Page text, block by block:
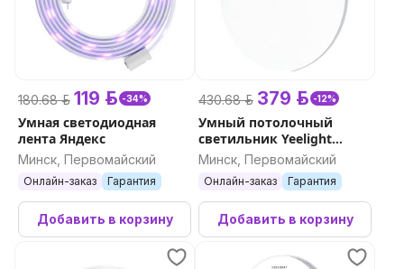
180.68 р. 119 р. -34%
Умная светодиодная
лента Яндекс
Минск, Первомайский
Онлайн-заказ Гарантия
Добавить в корзину
430.68 р. 379 р. -12%
Умный потолочный
светильник Yeelight
Defender Ceiling Light C480
Минск, Первомайский
Онлайн-заказ Гарантия
Добавить в корзину